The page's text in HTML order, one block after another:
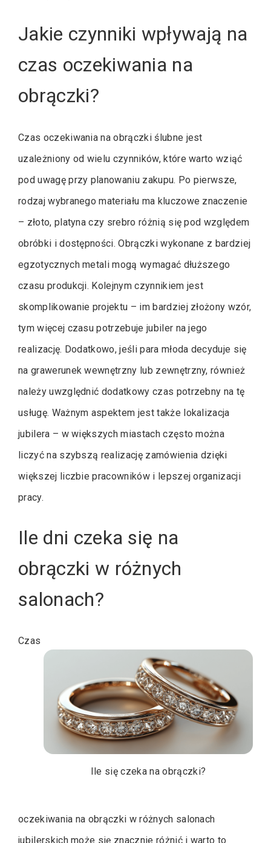
Jakie czynniki wpływają na
czas oczekiwania na
obrączki?
Czas oczekiwania na obrączki ślubne jest
uzależniony od wielu czynników, które warto wziąć
pod uwagę przy planowaniu zakupu. Po pierwsze,
rodzaj wybranego materiału ma kluczowe znaczenie
– złoto, platyna czy srebro różnią się pod względem
obróbki i dostępności. Obrączki wykonane z bardziej
egzotycznych metali mogą wymagać dłuższego
czasu produkcji. Kolejnym czynnikiem jest
skomplikowanie projektu – im bardziej złożony wzór,
tym więcej czasu potrzebuje jubiler na jego
realizację. Dodatkowo, jeśli para młoda decyduje się
na grawerunek wewnętrzny lub zewnętrzny, również
należy uwzględnić dodatkowy czas potrzebny na tę
usługę. Ważnym aspektem jest także lokalizacja
jubilera – w większych miastach często można
liczyć na szybszą realizację zamówienia dzięki
większej liczbie pracowników i lepszej organizacji
pracy.
Ile dni czeka się na
obrączki w różnych
salonach?
Ile się czeka na obrączki?
Czas
oczekiwania na obrączki w różnych salonach
jubilerskich może się znacznie różnić i warto to